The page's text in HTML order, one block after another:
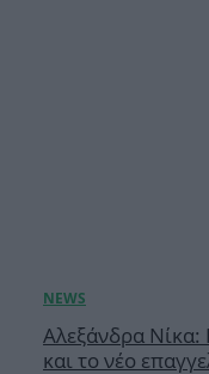
Αλεξάνδρα Νίκα:
και το νέο